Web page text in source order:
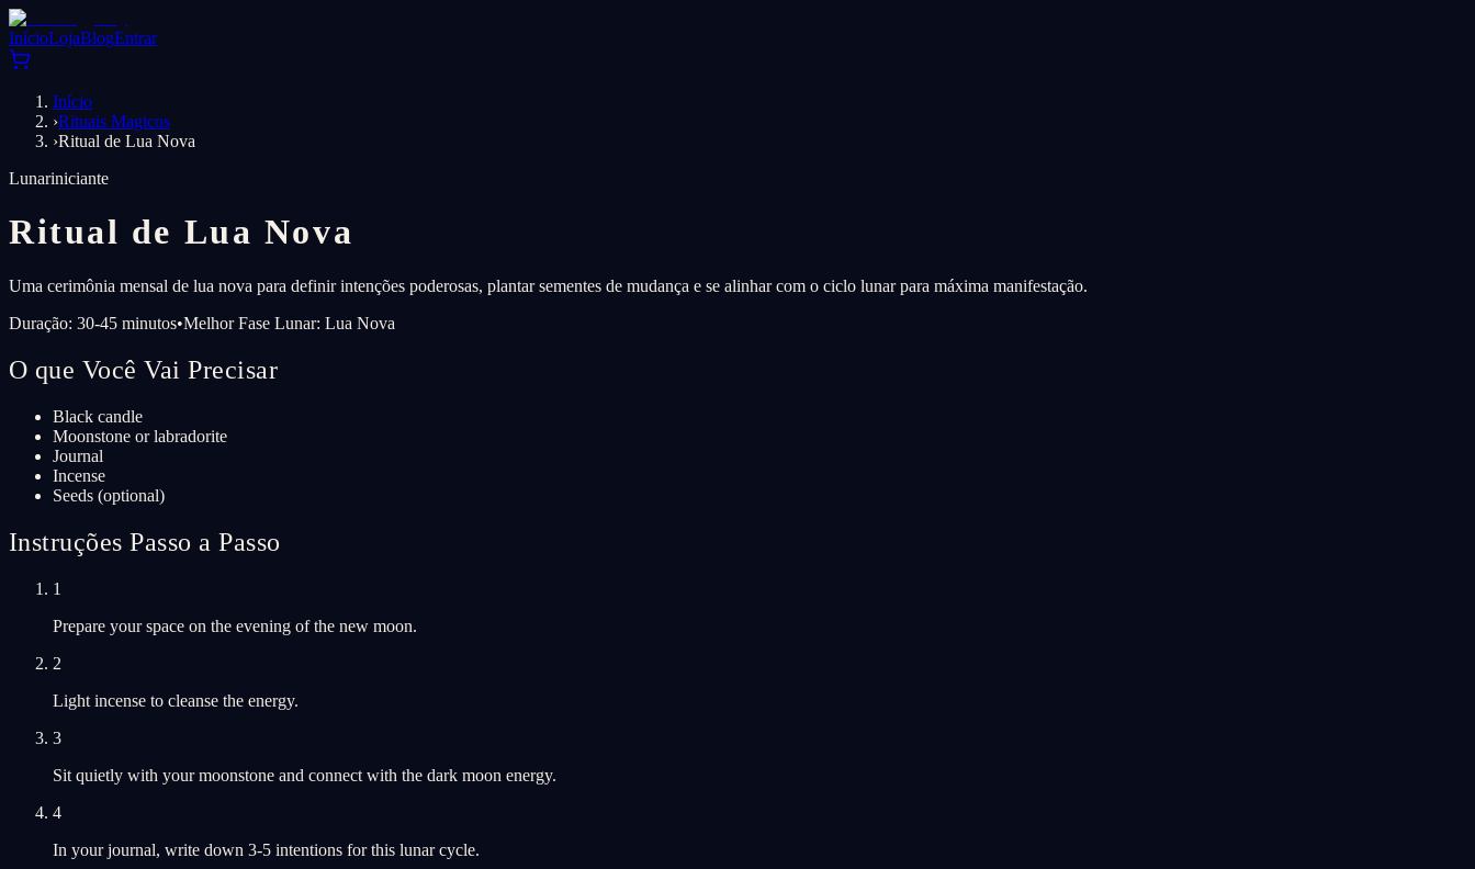
InícioLojaBlogEntrar
Início
›Rituais Magicos
›Ritual de Lua Nova
Lunariniciante
Ritual de Lua Nova
Uma cerimônia mensal de lua nova para definir intenções poderosas, plantar sementes de mudança e se alinhar com o ciclo lunar para máxima manifestação.
Duração: 30-45 minutos•Melhor Fase Lunar: Lua Nova
O que Você Vai Precisar
Black candle
Moonstone or labradorite
Journal
Incense
Seeds (optional)
Instruções Passo a Passo
1
Prepare your space on the evening of the new moon.
2
Light incense to cleanse the energy.
3
Sit quietly with your moonstone and connect with the dark moon energy.
4
In your journal, write down 3-5 intentions for this lunar cycle.